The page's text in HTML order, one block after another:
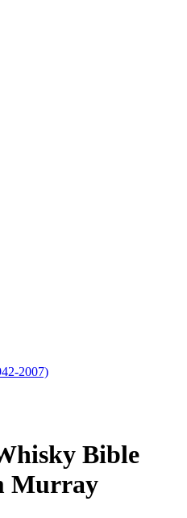
2007)
Bible
Murray